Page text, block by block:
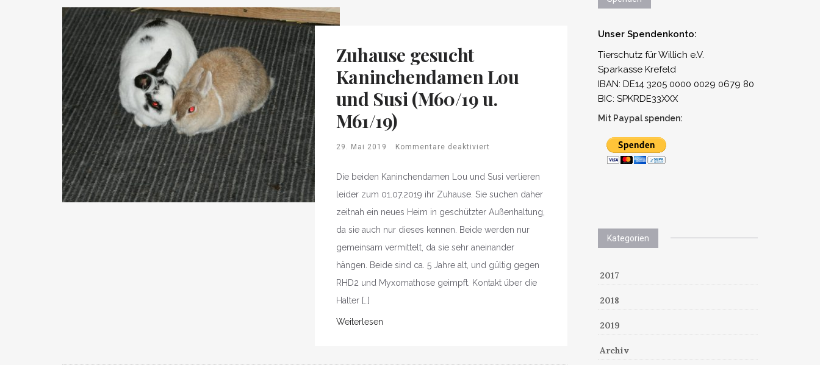
Zuhause gesucht
Kaninchendamen Lou
und Susi (M60/19 u.
M61/19)
29. Mai 2019 Kommentare deaktiviert
Die beiden Kaninchendamen Lou und Susi verlieren
leider zum 01.07.2019 ihr Zuhause. Sie suchen daher
zeitnah ein neues Heim in geschützter Außenhaltung,
da sie auch nur dieses kennen. Beide werden nur
gemeinsam vermittelt, da sie sehr aneinander
hängen. Beide sind ca. 5 Jahre alt, und gültig gegen
RHD2 und Myxomathose geimpft. Kontakt über die
Halter […]
Weiterlesen
Unser Spendenkonto:
Tierschutz für Willich e.V.
Sparkasse Krefeld
IBAN: DE14 3205 0000 0029 0679 80
BIC: SPKRDE33XXX
Mit Paypal spenden:
Kategorien
2017
2018
2019
Archiv